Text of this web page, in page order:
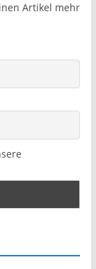
Artikel mehr